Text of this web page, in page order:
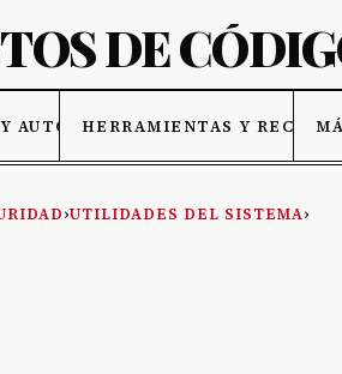
AUTOMATIZACIÓN
HERRAMIENTAS Y
›UTILIDADES DEL SISTEMA›